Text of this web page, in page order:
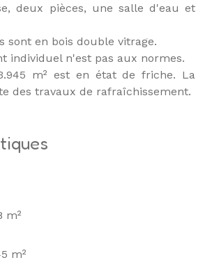
deux pièces, une salle d'eau et
sont en bois double vitrage.
individuel n'est pas aux normes.
m² est en état de friche. La
des travaux de rafraîchissement.
m²
m²